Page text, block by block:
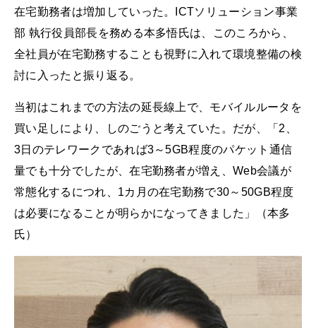
在宅勤務者は増加していった。ICTソリューション事業
部 執行役員部長を務める本多悟氏は、このころから、
全社員が在宅勤務することも視野に入れて環境整備の検
討に入ったと振り返る。
当初はこれまでの方法の延長線上で、モバイルルータを
買い足しにより、しのごうと考えていた。だが、「2、
3日のテレワークであれば3～5GB程度のパケット通信
量でも十分でしたが、在宅勤務者が増え、Web会議が
常態化するにつれ、1カ月の在宅勤務で30～50GB程度
は必要になることが明らかになってきました」（本多
氏）